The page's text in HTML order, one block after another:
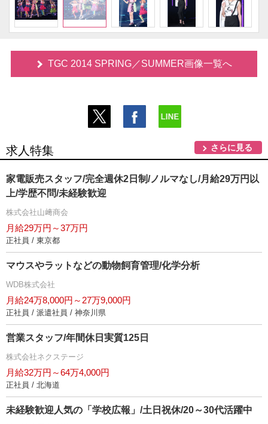
TGC 2014 SPRING／SUMMER画像一覧へ
求人特集 さらに見る
家電販売スタッフ/完全週休2日制/ノルマなし/月給29万円以
上/学歴不問/未経験歓迎
株式会社山﨑商会
月給29万円～37万円
正社員 / 東京都
マウスやラットなどの動物飼育管理/化学分析
WDB株式会社
月給24万8,000円～27万9,000円
正社員 / 派遣社員 / 神奈川県
営業スタッフ/年間休日実質125日
株式会社ネクステージ
月給32万円～64万4,000円
正社員 / 北海道
未経験歓迎人気の「学校広報」/土日祝休/20～30代活躍中